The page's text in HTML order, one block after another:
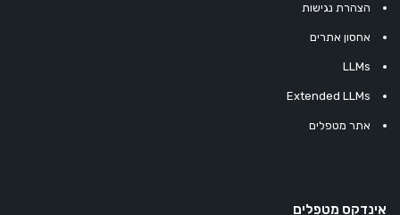
הצהרת נגישות
אחסון אתרים
LLMs
Extended LLMs
אתר מטפלים
אינדקס מטפלים